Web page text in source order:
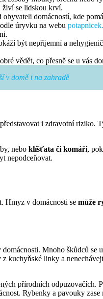
živí se lidskou krví.
domácností, kde
úryvku na webu
být nepříjemní a
vědět, co přesně se u vás
v domě i na zahradě
i zdravotní riziko.
nebo klíšťata či komáři,
nepodceňovat.
Hmyz v domácnosti se může
Mnoho škůdců
kuchyňské linky a
přírodních odpuzovačích.
Rybenky a pavouky